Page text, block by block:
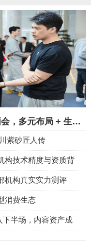
奥兰酒业创新新品惊艳亮相糖酒会，多元布局 + 生态深耕重构葡萄
紫砂匠人传
构技术精度与资质背
机构真实实力测评
消费生态
下半场，内容资产成